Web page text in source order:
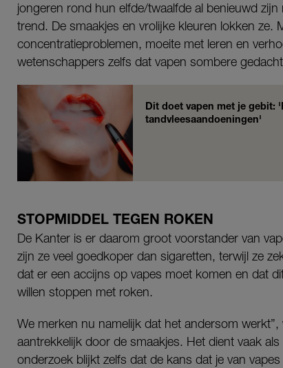
jongeren rond hun elfde/twaalfde al benieuwd
trend. De smaakjes en vrolijke kleuren lokken ze.
concentratieproblemen, moeite met leren en
wetenschappers zelfs dat vapen sombere
Dit doet vapen met je gebit:
tandvleesaandoeningen'
STOPMIDDEL TEGEN ROKEN
De Kanter is er daarom groot voorstander van
zijn ze veel goedkoper dan sigaretten, terwijl ze
dat er een accijns op vapes moet komen en dat
willen stoppen met roken.
We merken nu namelijk dat het andersom
aantrekkelijk door de smaakjes. Het dient vaak
onderzoek blijkt zelfs dat de kans dat je van